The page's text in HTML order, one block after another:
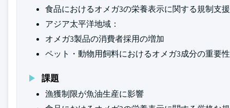
食品におけるオメガ3の栄養表示に関する規制支援
アジア太平洋地域：
オメガ3製品の消費者採用の増加
ペット・動物用飼料におけるオメガ3成分の重要
課題
漁獲制限が魚油生産に影響